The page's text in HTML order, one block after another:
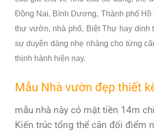
Đồng Nai, Bình Dương, Thành phố Hồ
thự vườn, nhà phố, Biệt Thự hay dinh
sự duyên dáng nhẹ nhàng cho từng
thịnh hành hiện nay.
Mẫu Nhà vườn đẹp thiết
mẫu nhà này có mặt tiền 14m
Kiến trúc tổng thể cân đối điểm